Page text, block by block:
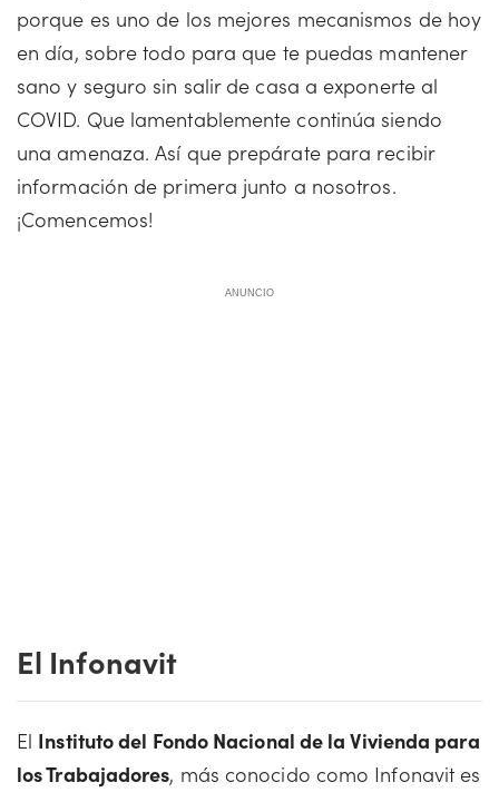
porque es uno de los mejores mecanismos de hoy
en día, sobre todo para que te puedas mantener
sano y seguro sin salir de casa a exponerte al
COVID. Que lamentablemente continúa siendo
una amenaza. Así que prepárate para recibir
información de primera junto a nosotros.
¡Comencemos!
ANUNCIO
El Infonavit
El Instituto del Fondo Nacional de la Vivienda para
los Trabajadores, más conocido como Infonavit es